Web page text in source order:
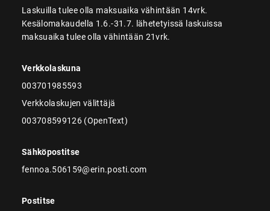
Laskuilla tulee olla maksuaika vähintään 14vrk.
Kesälomakaudella 1.6.-31.7. lähetetyissä laskuissa
maksuaika tulee olla vähintään 21vrk.
Verkkolaskuna
003701985593
Verkkolaskujen välittäjä
003708599126 (OpenText)
Sähköpostitse
fennoa.506159@erin.posti.com
Postitse